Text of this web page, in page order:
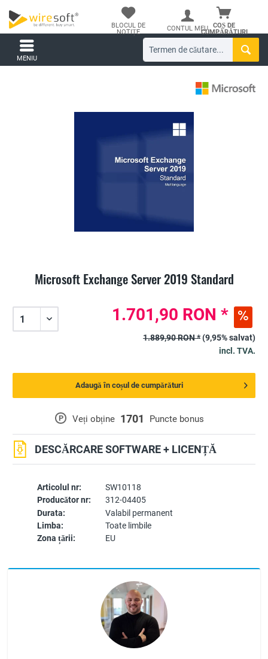
COȘ DE
CUMPĂRĂTURI
BLOCUL DE
NOTIȚE
CONTUL MEU
MENIU
Microsoft Exchange Server 2019 Standard
Articolul nr:
SW10118
Producător nr:
312-04405
Durata:
Valabil permanent
Limba:
Toate limbile
Zona țării:
EU
P Veți obține 1701 Puncte bonus
DESCĂRCARE SOFTWARE + LICENȚĂ
1.701,90 RON *
1.889,90 RON *(9,95% salvat)
incl. TVA.
Adaugă în coșul de cumpărături